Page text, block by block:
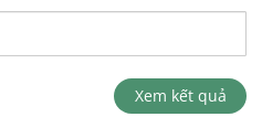
Xem kết quả